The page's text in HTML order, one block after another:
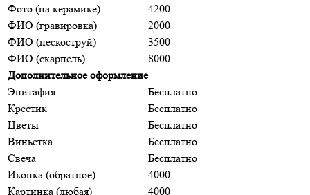
Фото (на керамике)
4200
ФИО (гравировка)
2000
ФИО (пескоструй)
3500
ФИО (скарпель)
8000
Дополнительное оформление
Эпитафия
Бесплатно
Крестик
Бесплатно
Цветы
Бесплатно
Виньетка
Бесплатно
Свеча
Бесплатно
Иконка (обратное)
4000
Картинка (любая)
4000